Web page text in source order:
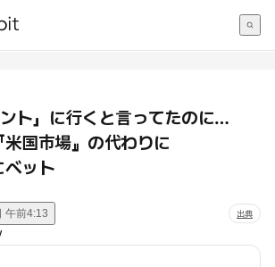
ト」に行くと言ってたのに…
国市場』の代わりに
ベット
午前4:13 出典